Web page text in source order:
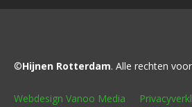
©Hijnen Rotterdam. Alle rechten
Webdesign Vanoo Media